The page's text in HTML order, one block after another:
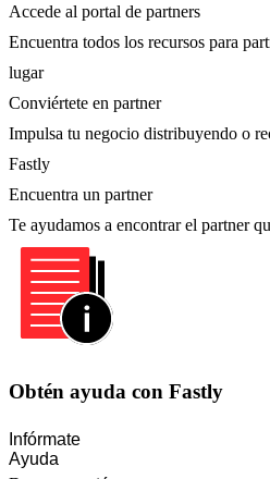
Accede al portal de partners
Encuentra todos los recursos para
lugar
Conviértete en partner
Impulsa tu negocio distribuyendo o
Fastly
Encuentra un partner
Te ayudamos a encontrar el partner
Obtén ayuda con Fastly
Infórmate
Ayuda